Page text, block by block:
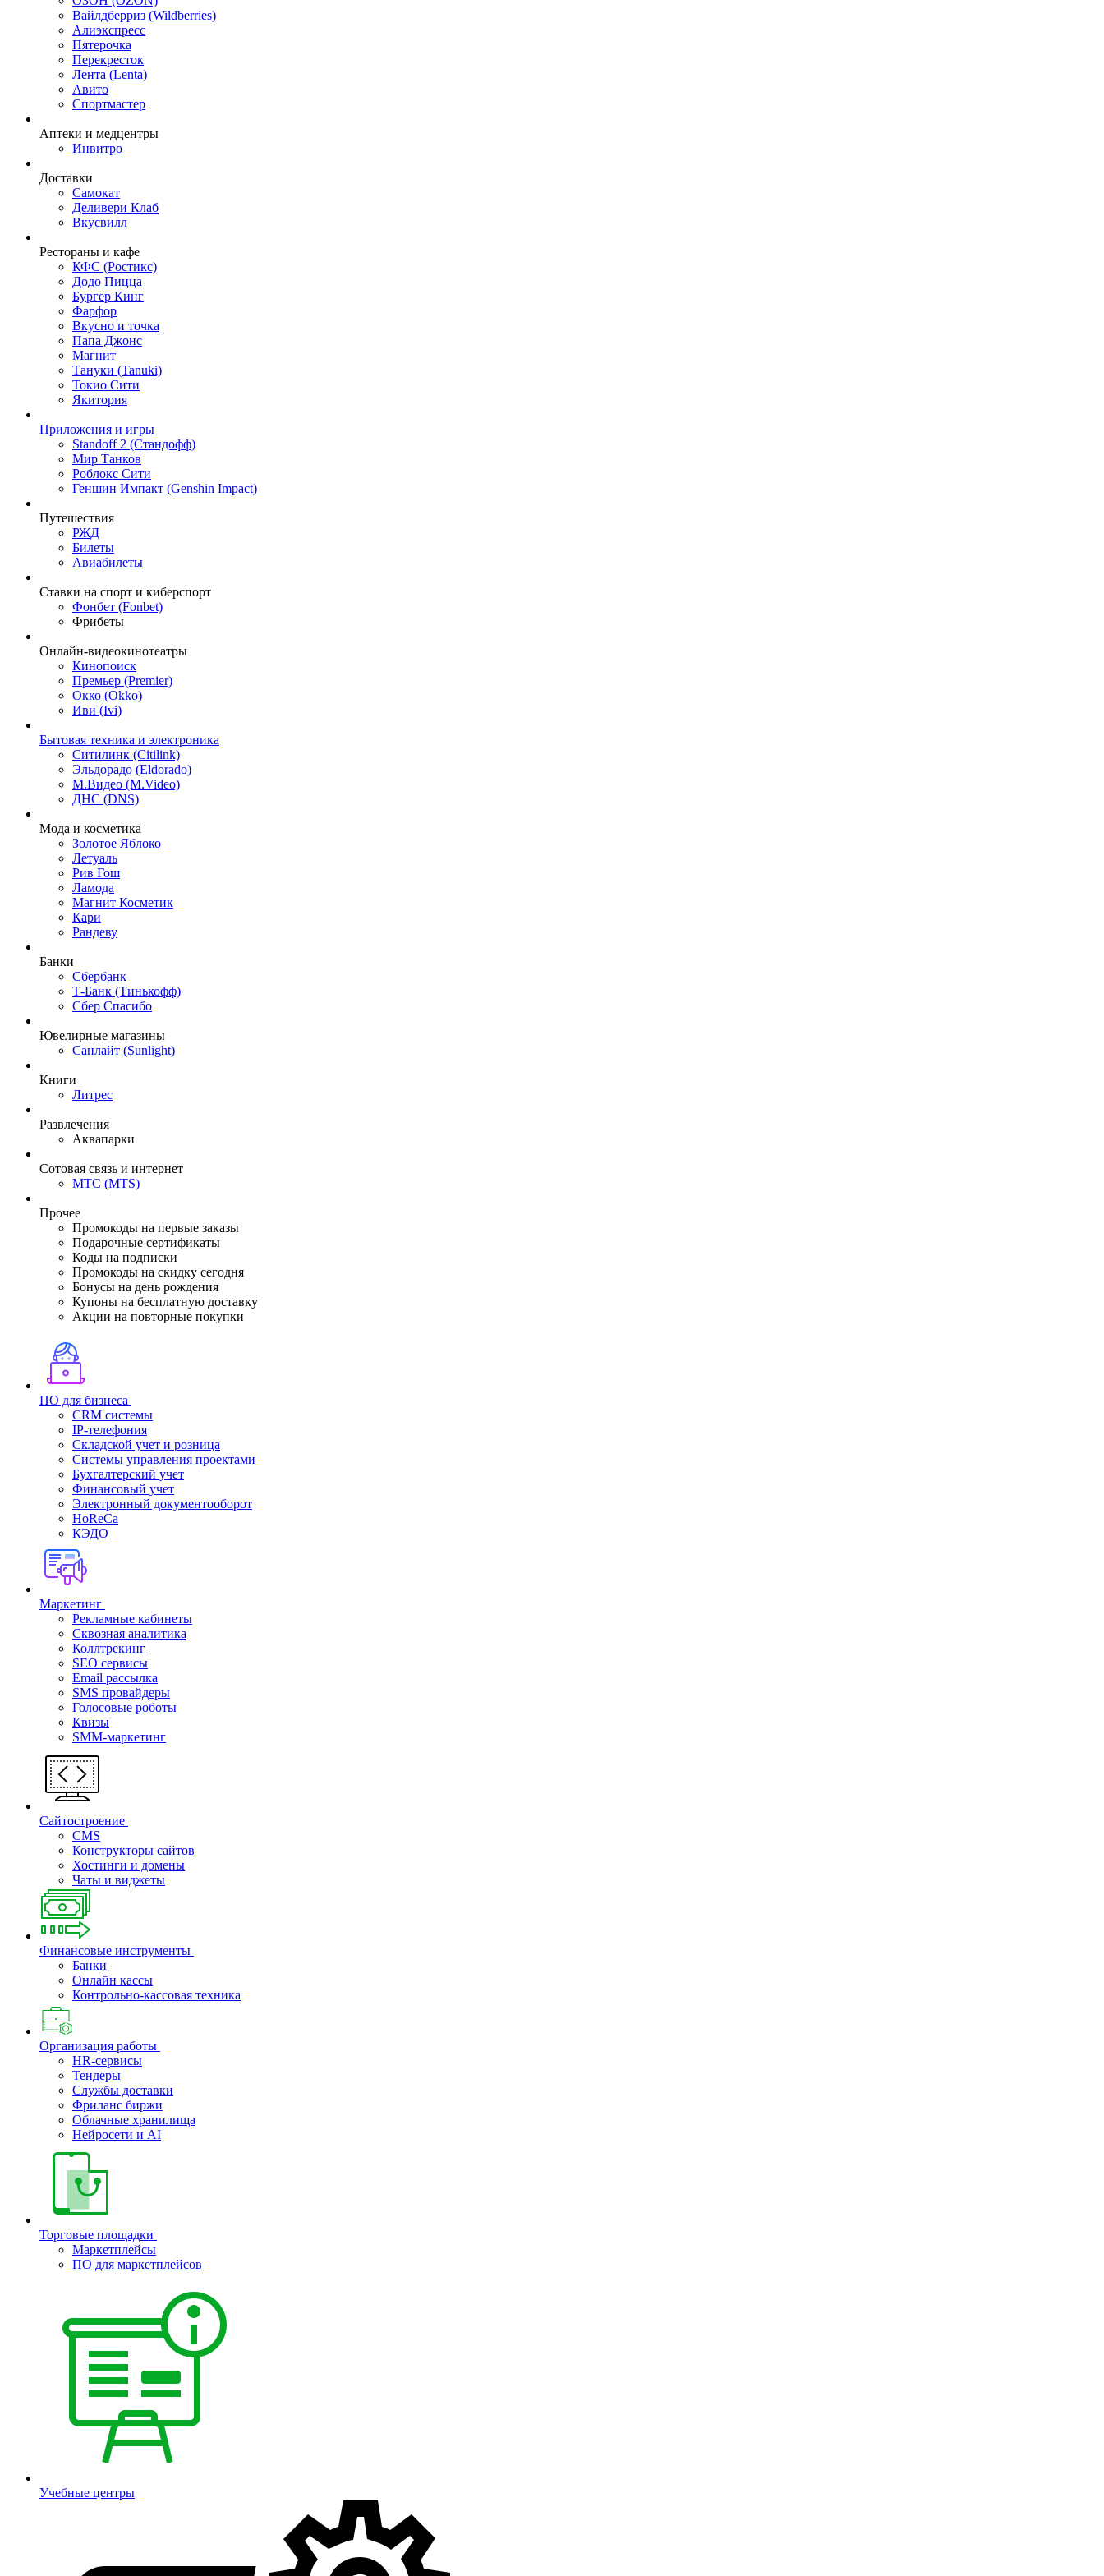
Вайлдберриз (Wildberries)
Алиэкспресс
Пятерочка
Перекресток
Лента (Lenta)
Авито
Спортмастер
Аптеки и медцентры
Инвитро
Доставки
Самокат
Деливери Клаб
Вкусвилл
Рестораны и кафе
КФС (Ростикс)
Додо Пицца
Бургер Кинг
Фарфор
Вкусно и точка
Папа Джонс
Магнит
Тануки (Tanuki)
Токио Сити
Якитория
Приложения и игры
Standoff 2 (Стандофф)
Мир Танков
Роблокс Сити
Геншин Импакт (Genshin Impact)
Путешествия
РЖД
Билеты
Авиабилеты
Ставки на спорт и киберспорт
Фонбет (Fonbet)
Фрибеты
Онлайн-видеокинотеатры
Кинопоиск
Премьер (Premier)
Окко (Okko)
Иви (Ivi)
Бытовая техника и электроника
Ситилинк (Citilink)
Эльдорадо (Eldorado)
М.Видео (M.Video)
ДНС (DNS)
Мода и косметика
Золотое Яблоко
Летуаль
Рив Гош
Ламода
Магнит Косметик
Кари
Рандеву
Банки
Сбербанк
Т-Банк (Тинькофф)
Сбер Спасибо
Ювелирные магазины
Санлайт (Sunlight)
Книги
Литрес
Развлечения
Аквапарки
Сотовая связь и интернет
МТС (MTS)
Прочее
Промокоды на первые заказы
Подарочные сертификаты
Коды на подписки
Промокоды на скидку сегодня
Бонусы на день рождения
Купоны на бесплатную доставку
Акции на повторные покупки
ПО для бизнеса
CRM системы
IP-телефония
Складской учет и розница
Системы управления проектами
Бухгалтерский учет
Финансовый учет
Электронный документооборот
HoReCa
КЭДО
Маркетинг
Рекламные кабинеты
Cквозная аналитика
Коллтрекинг
SEO сервисы
Email расcылка
SMS провайдеры
Голосовые роботы
Квизы
SMM-маркетинг
Сайтостроение
CMS
Конструкторы сайтов
Хостинги и домены
Чаты и виджеты
Финансовые инструменты
Банки
Онлайн кассы
Контрольно-кассовая техника
Организация работы
HR-сервисы
Тендеры
Службы доставки
Фриланс биржи
Облачные хранилища
Нейросети и AI
Торговые площадки
Маркетплейсы
ПО для маркетплейсов
Учебные центры